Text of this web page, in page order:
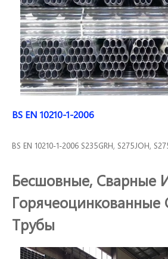
BS EN 10210-1-2006
BS EN 10210-1-2006 S235GRH, S275JOH,
Бесшовные, Сварные
Горячеоцинкованные
Трубы